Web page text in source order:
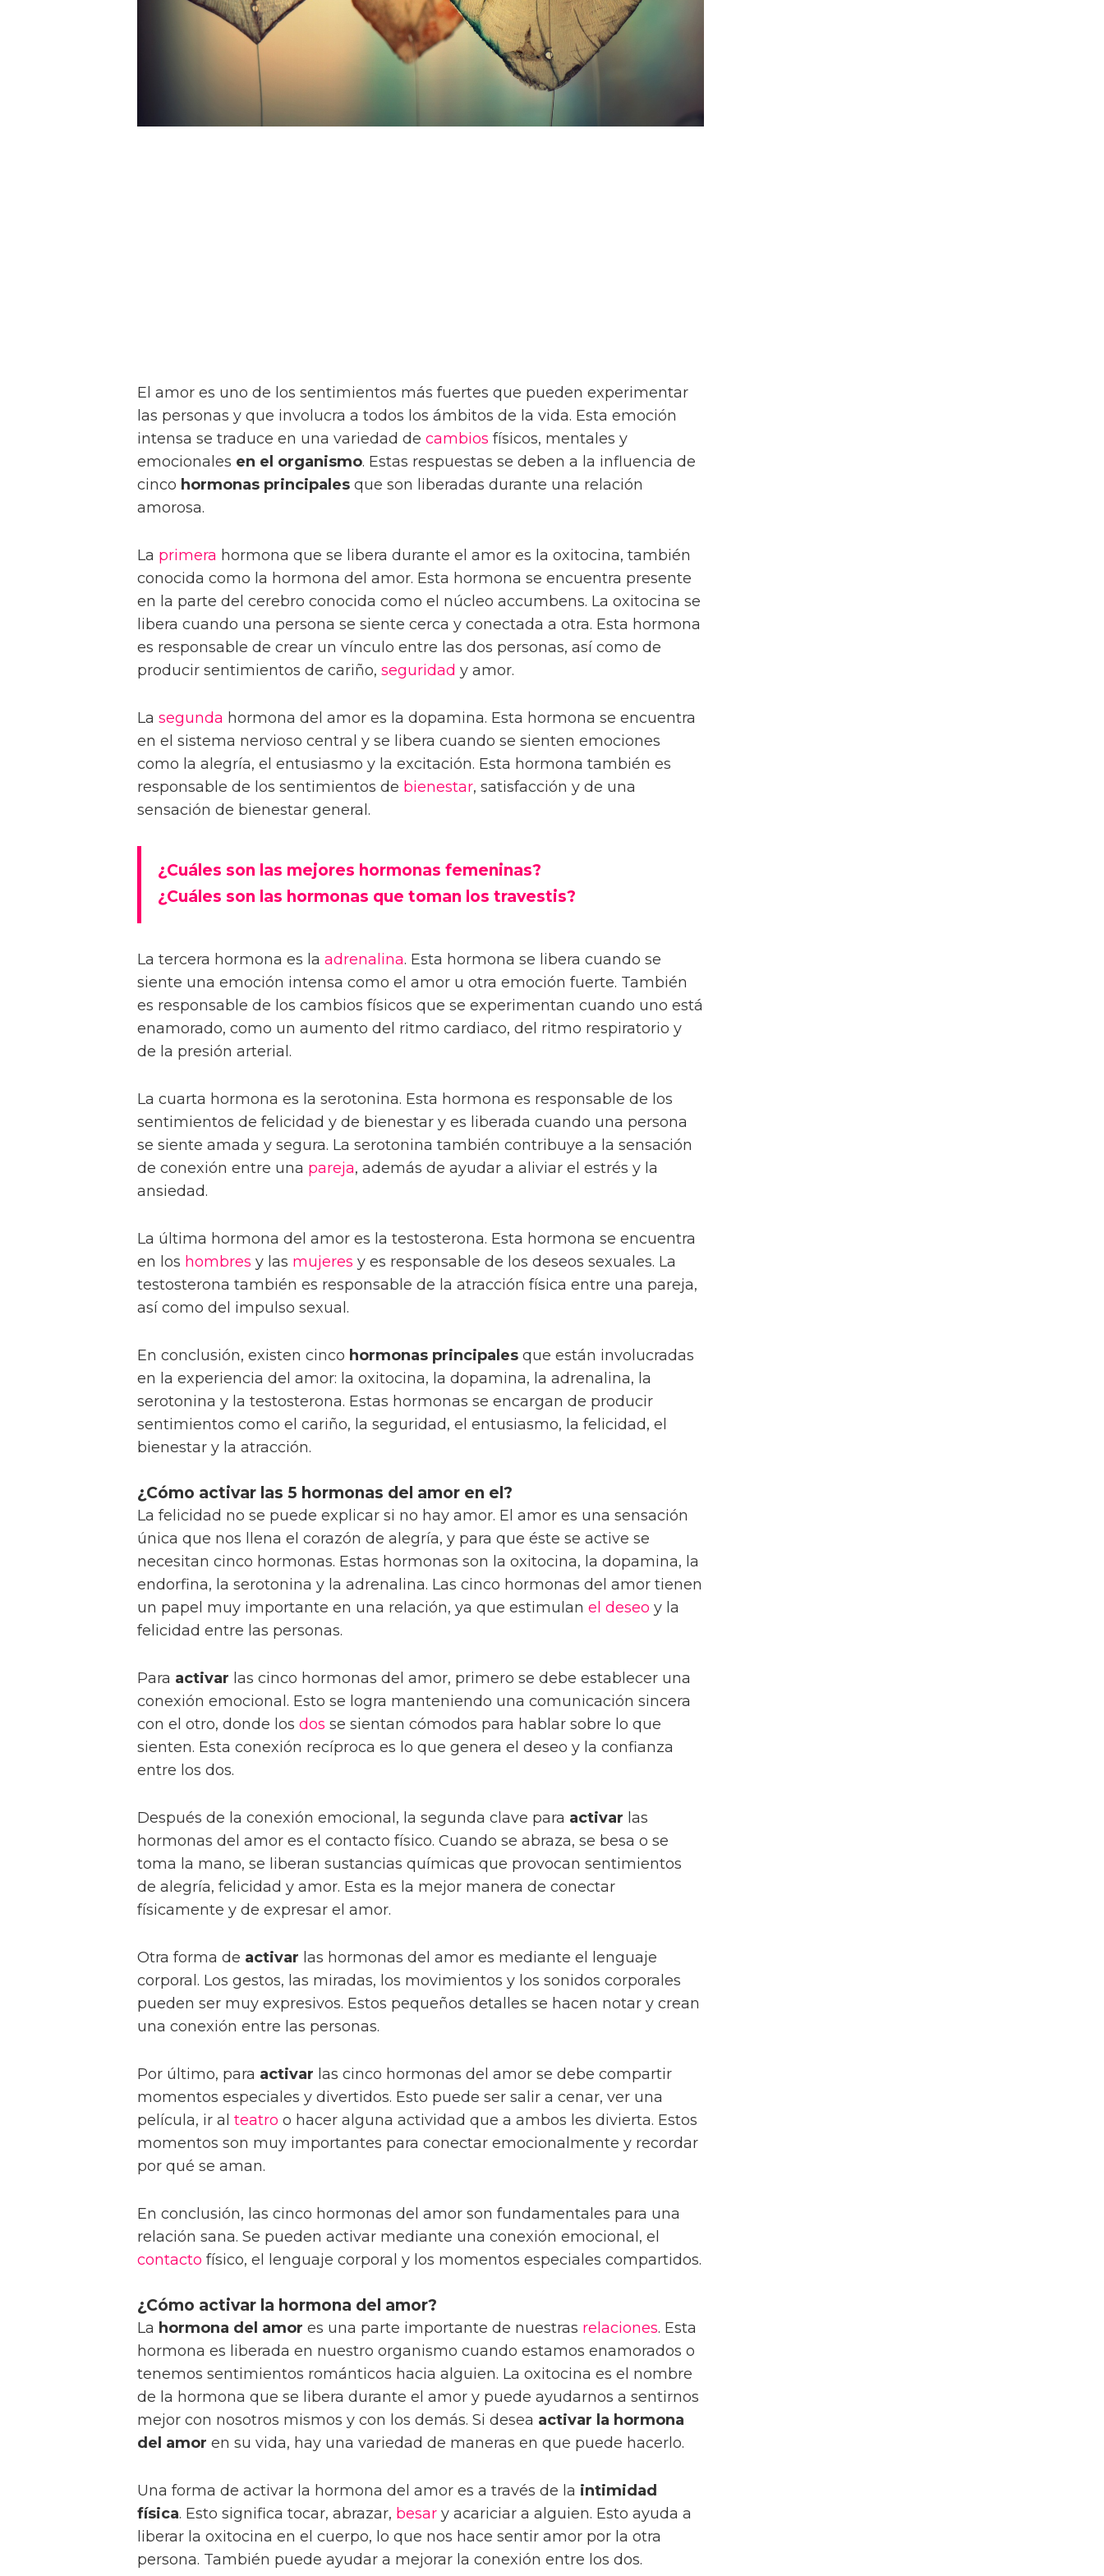
El amor es uno de los sentimientos más fuertes que pueden experimentar
las personas y que involucra a todos los ámbitos de la vida. Esta emoción
intensa se traduce en una variedad de cambios físicos, mentales y
emocionales en el organismo. Estas respuestas se deben a la influencia de
cinco hormonas principales que son liberadas durante una relación
amorosa.
La primera hormona que se libera durante el amor es la oxitocina, también
conocida como la hormona del amor. Esta hormona se encuentra presente
en la parte del cerebro conocida como el núcleo accumbens. La oxitocina se
libera cuando una persona se siente cerca y conectada a otra. Esta hormona
es responsable de crear un vínculo entre las dos personas, así como de
producir sentimientos de cariño, seguridad y amor.
La segunda hormona del amor es la dopamina. Esta hormona se encuentra
en el sistema nervioso central y se libera cuando se sienten emociones
como la alegría, el entusiasmo y la excitación. Esta hormona también es
responsable de los sentimientos de bienestar, satisfacción y de una
sensación de bienestar general.
¿Cuáles son las mejores hormonas femeninas?
¿Cuáles son las hormonas que toman los travestis?
La tercera hormona es la adrenalina. Esta hormona se libera cuando se
siente una emoción intensa como el amor u otra emoción fuerte. También
es responsable de los cambios físicos que se experimentan cuando uno está
enamorado, como un aumento del ritmo cardiaco, del ritmo respiratorio y
de la presión arterial.
La cuarta hormona es la serotonina. Esta hormona es responsable de los
sentimientos de felicidad y de bienestar y es liberada cuando una persona
se siente amada y segura. La serotonina también contribuye a la sensación
de conexión entre una pareja, además de ayudar a aliviar el estrés y la
ansiedad.
La última hormona del amor es la testosterona. Esta hormona se encuentra
en los hombres y las mujeres y es responsable de los deseos sexuales. La
testosterona también es responsable de la atracción física entre una pareja,
así como del impulso sexual.
En conclusión, existen cinco hormonas principales que están involucradas
en la experiencia del amor: la oxitocina, la dopamina, la adrenalina, la
serotonina y la testosterona. Estas hormonas se encargan de producir
sentimientos como el cariño, la seguridad, el entusiasmo, la felicidad, el
bienestar y la atracción.
¿Cómo activar las 5 hormonas del amor en el?
La felicidad no se puede explicar si no hay amor. El amor es una sensación
única que nos llena el corazón de alegría, y para que éste se active se
necesitan cinco hormonas. Estas hormonas son la oxitocina, la dopamina, la
endorfina, la serotonina y la adrenalina. Las cinco hormonas del amor tienen
un papel muy importante en una relación, ya que estimulan el deseo y la
felicidad entre las personas.
Para activar las cinco hormonas del amor, primero se debe establecer una
conexión emocional. Esto se logra manteniendo una comunicación sincera
con el otro, donde los dos se sientan cómodos para hablar sobre lo que
sienten. Esta conexión recíproca es lo que genera el deseo y la confianza
entre los dos.
Después de la conexión emocional, la segunda clave para activar las
hormonas del amor es el contacto físico. Cuando se abraza, se besa o se
toma la mano, se liberan sustancias químicas que provocan sentimientos
de alegría, felicidad y amor. Esta es la mejor manera de conectar
físicamente y de expresar el amor.
Otra forma de activar las hormonas del amor es mediante el lenguaje
corporal. Los gestos, las miradas, los movimientos y los sonidos corporales
pueden ser muy expresivos. Estos pequeños detalles se hacen notar y crean
una conexión entre las personas.
Por último, para activar las cinco hormonas del amor se debe compartir
momentos especiales y divertidos. Esto puede ser salir a cenar, ver una
película, ir al teatro o hacer alguna actividad que a ambos les divierta. Estos
momentos son muy importantes para conectar emocionalmente y recordar
por qué se aman.
En conclusión, las cinco hormonas del amor son fundamentales para una
relación sana. Se pueden activar mediante una conexión emocional, el
contacto físico, el lenguaje corporal y los momentos especiales compartidos.
¿Cómo activar la hormona del amor?
La hormona del amor es una parte importante de nuestras relaciones. Esta
hormona es liberada en nuestro organismo cuando estamos enamorados o
tenemos sentimientos románticos hacia alguien. La oxitocina es el nombre
de la hormona que se libera durante el amor y puede ayudarnos a sentirnos
mejor con nosotros mismos y con los demás. Si desea activar la hormona
del amor en su vida, hay una variedad de maneras en que puede hacerlo.
Una forma de activar la hormona del amor es a través de la intimidad
física. Esto significa tocar, abrazar, besar y acariciar a alguien. Esto ayuda a
liberar la oxitocina en el cuerpo, lo que nos hace sentir amor por la otra
persona. También puede ayudar a mejorar la conexión entre los dos.